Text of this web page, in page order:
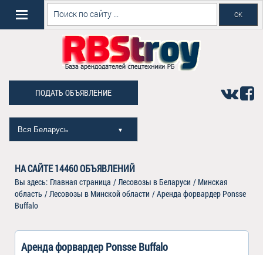
ПОДАТЬ ОБЪЯВЛЕНИЕ
Вся Беларусь ▼
НА САЙТЕ14460ОБЪЯВЛЕНИЙ
Вы здесь: Главная страница /Лесовозы в Беларуси / Минская
область /Лесовозы в Минской области /Аренда форвардер Ponsse
Buffalo
Аренда форвардер Ponsse Buffalo